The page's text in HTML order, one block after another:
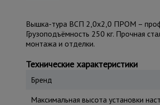
Вышка-тура ВСП 2,0x2,0 ПРОМ –
Грузоподъёмность 250 кг. Прочная
монтажа и отделки.
Технические характеристики
Бренд
Максимальная высота установки